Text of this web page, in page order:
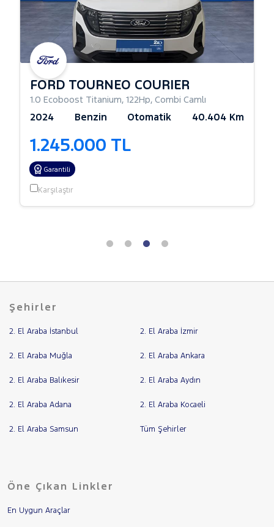
FORD TOURNEO COURIER
1.0 Ecoboost Titanium, 122Hp, Combi Camlı
2024 Benzin Otomatik 40.404 Km
1.245.000 TL
Garantili
Karşılaştır
Şehirler
2. El Araba İstanbul 2. El Araba İzmir
2. El Araba Muğla 2. El Araba Ankara
2. El Araba Balıkesir 2. El Araba Aydın
2. El Araba Adana 2. El Araba Kocaeli
2. El Araba Samsun Tüm Şehirler
Öne Çıkan Linkler
En Uygun Araçlar